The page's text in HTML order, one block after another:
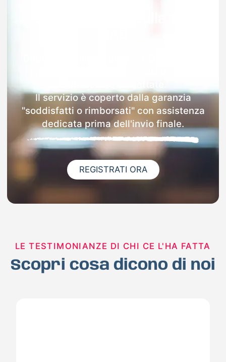
Il servizio è coperto dalla garanzia
"soddisfatti o rimborsati" con assistenza
dedicata prima dell'invio finale.
REGISTRATI ORA
LE TESTIMONIANZE DI CHI CE L'HA FATTA
Scopri cosa dicono di noi